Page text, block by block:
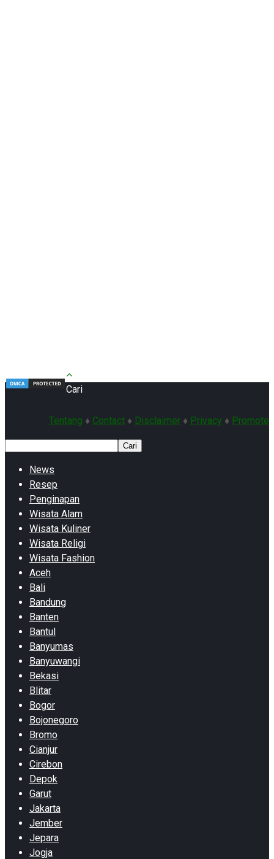
Tentang ♦ Contact ♦ Disclaimer ♦ Privacy ♦ Promote
Cari
Cari
News
Resep
Penginapan
Wisata Alam
Wisata Kuliner
Wisata Religi
Wisata Fashion
Aceh
Bali
Bandung
Banten
Bantul
Banyumas
Banyuwangi
Bekasi
Blitar
Bogor
Bojonegoro
Bromo
Cianjur
Cirebon
Depok
Garut
Jakarta
Jember
Jepara
Jogja